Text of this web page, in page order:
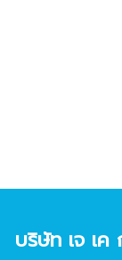
บริษัท เจ เ